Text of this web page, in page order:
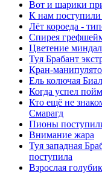
Вот и шарики
К нам поступили
Лёт короеда -
Спирея
Цветение
Туя Брабант
Кран-
Ель колючая
Когда успел
Кто ещё не
Смарагд
Пионы
Внимание жара
Туя западная
поступила
Взрослая